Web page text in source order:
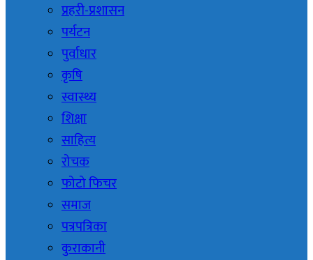
प्रहरी-प्रशासन
पर्यटन
पुर्वाधार
कृषि
स्वास्थ्य
शिक्षा
साहित्य
रोचक
फोटो फिचर
समाज
पत्रपत्रिका
कुराकानी